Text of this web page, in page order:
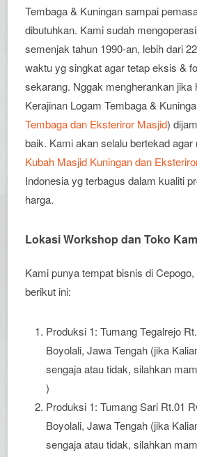
Tembaga & Kuningan sampai
dibutuhkan. Kami sudah
semenjak tahun 1990-an, lebih dari
waktu yg singkat agar tetap eksis &
sekarang. Nggak mengherankan jika
Kerajinan Logam Tembaga &
Tembaga dan Eksteriror Masjid)
baik. Kami akan selalu bertekad agar
Kubah Masjid Kuningan dan
Indonesia yg terbagus dalam kualiti
harga.
Lokasi Workshop dan Toko
Kami punya tempat bisnis di
berikut ini:
Produksi 1: Tumang Tegalrejo
Boyolali, Jawa Tengah (jika
sengaja atau tidak, silahkan
)
Produksi 1: Tumang Sari Rt.01
Boyolali, Jawa Tengah (jika
sengaja atau tidak, silahkan